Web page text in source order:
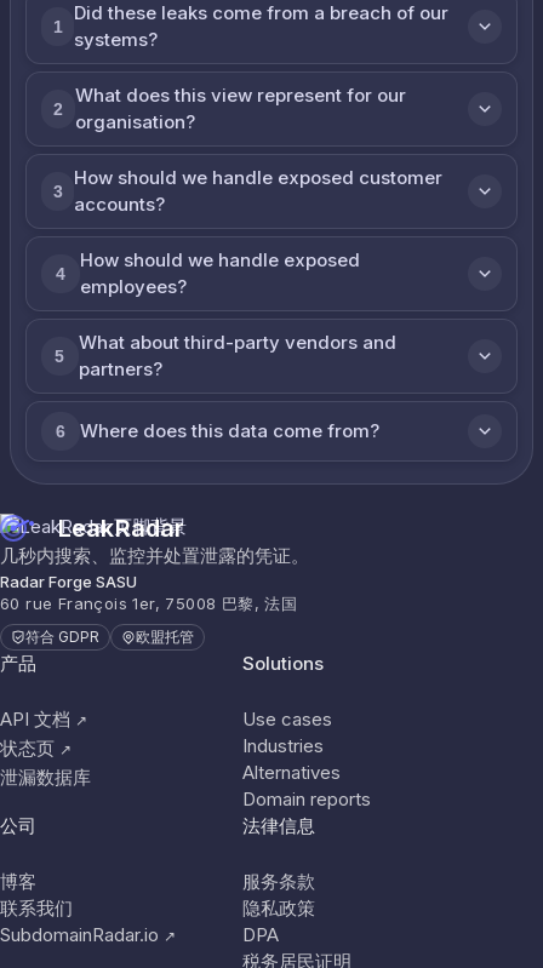
1
Did these leaks come from a breach of our
systems?
2
What does this view represent for our
organisation?
3
How should we handle exposed customer
accounts?
4
How should we handle exposed
employees?
5
What about third-party vendors and
partners?
6 Where does this data come from?
LeakRadar
几秒内搜索、监控并处置泄露的凭证。
Radar Forge SASU
60 rue François 1er, 75008 巴黎, 法国
符合 GDPR 欧盟托管
产品
API 文档 ↗
状态页 ↗
泄漏数据库
Solutions
Use cases
Industries
Alternatives
Domain reports
公司
博客
联系我们
SubdomainRadar.io ↗
法律信息
服务条款
隐私政策
DPA
税务居民证明